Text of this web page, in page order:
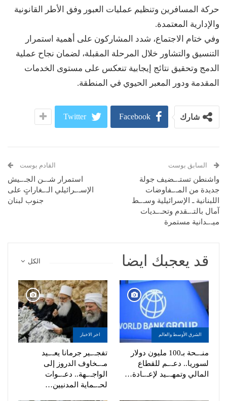
حركة المسافرين وتنظيم عمليات العبور وفق الأطر القانونية
والإدارية المعتمدة.
وفي ختام الاجتماع، شدد المشاركون على أهمية استمرار
التنسيق والتشاور خلال المرحلة المقبلة، لضمان نجاح عملية
الدمج وتحقيق نتائج إيجابية تنعكس على مستوى الخدمات
المقدمة ودور المعبر الحيوي في المنطقة.
شارك Facebook
Twitter
السابق بوست
واشنطن تستـ.ـضيف جولة
جديدة من المـ.ـفاوضات
اللبنانية ـ الإسرائيلية وسـ.ـط
آمال بالتـ.ـقدم وتحـ.ـديات
ميـ.ـدانية مستمرة
القادم بوست
استمرار شـ.ـن الجـ.ـيش
الإسـ.ـرائيلي الـ.ـغاراتٍ على
جنوب لبنان
الكل قد يعجبك ايضا
الشرق الأوسط والعالم
منـ.ـحة بـ100 مليون دولار
لسوريا.. دعـ.ـم للقطاع
المالي وتمهـ.ـيد لإعـ.ـادة…
اخر الاخبار
تفجـ.ـير جرمانا يعـ.ـيد
مـ.ـخاوف الدروز إلى
الواجـ.ـهة.. دعـ.ـوات
لحـ.ـماية المدنيين…